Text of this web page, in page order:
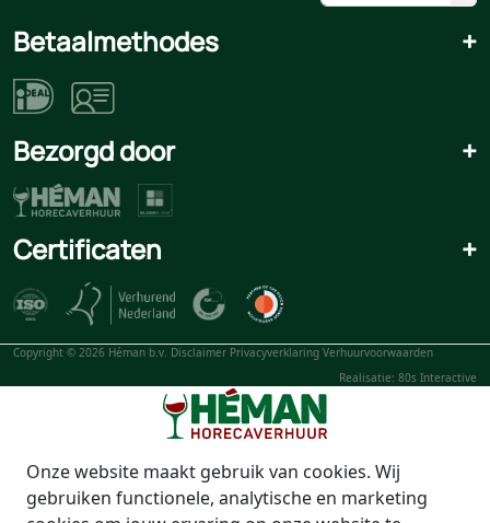
Betaalmethodes +
Bezorgd door +
Certificaten +
Copyright © 2026 Héman b.v. Disclaimer Privacyverklaring Verhuurvoorwaarden
Realisatie: 80s Interactive
Onze website maakt gebruik van cookies. Wij
gebruiken functionele, analytische en marketing